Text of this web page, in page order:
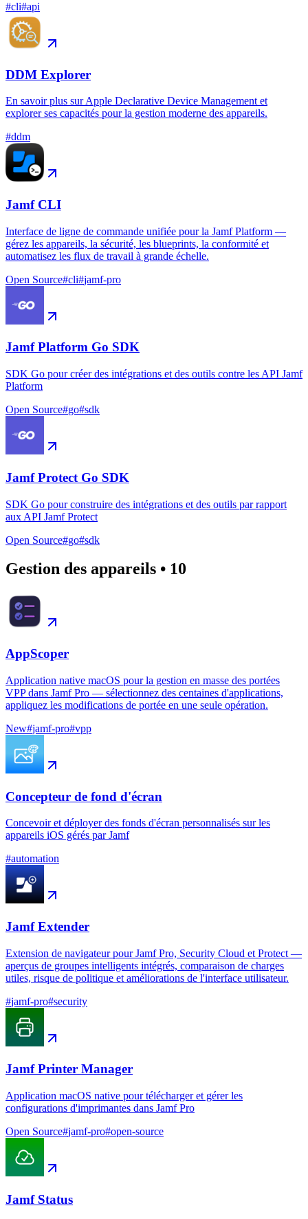
#cli#api
DDM Explorer
En savoir plus sur Apple Declarative Device Management et
explorer ses capacités pour la gestion moderne des appareils.
#ddm
Jamf CLI
Interface de ligne de commande unifiée pour la Jamf Platform —
gérez les appareils, la sécurité, les blueprints, la conformité et
automatisez les flux de travail à grande échelle.
Open Source#cli#jamf-pro
Jamf Platform Go SDK
SDK Go pour créer des intégrations et des outils contre les API Jamf
Platform
Open Source#go#sdk
Jamf Protect Go SDK
SDK Go pour construire des intégrations et des outils par rapport
aux API Jamf Protect
Open Source#go#sdk
Gestion des appareils • 10
AppScoper
Application native macOS pour la gestion en masse des portées
VPP dans Jamf Pro — sélectionnez des centaines d'applications,
appliquez les modifications de portée en une seule opération.
New#jamf-pro#vpp
Concepteur de fond d'écran
Concevoir et déployer des fonds d'écran personnalisés sur les
appareils iOS gérés par Jamf
#automation
Jamf Extender
Extension de navigateur pour Jamf Pro, Security Cloud et Protect —
aperçus de groupes intelligents intégrés, comparaison de charges
utiles, risque de politique et améliorations de l'interface utilisateur.
#jamf-pro#security
Jamf Printer Manager
Application macOS native pour télécharger et gérer les
configurations d'imprimantes dans Jamf Pro
Open Source#jamf-pro#open-source
Jamf Status